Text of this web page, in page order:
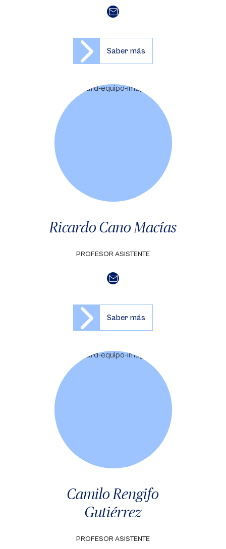
Saber más
Ricardo Cano Macías
PROFESOR ASISTENTE
Saber más
Camilo Rengifo
Gutiérrez
PROFESOR ASISTENTE